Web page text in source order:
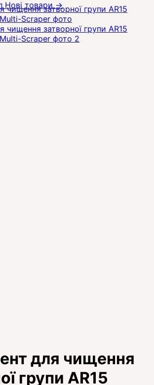
для чищення
групи AR15
Нові товари→